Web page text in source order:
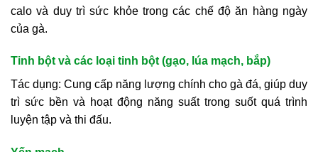
calo và duy trì sức khỏe trong các chế độ ăn hàng ngày
của gà.
Tinh bột và các loại tinh bột (gạo, lúa mạch, bắp)
Tác dụng: Cung cấp năng lượng chính cho gà đá, giúp duy
trì sức bền và hoạt động năng suất trong suốt quá trình
luyện tập và thi đấu.